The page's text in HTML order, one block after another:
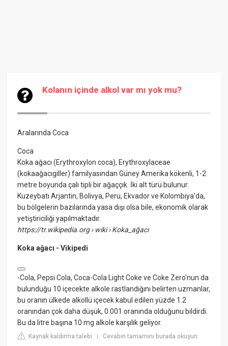
Kolanın içinde alkol var mı yok mu?
AralarındaCoca
Coca
Koka ağacı (Erythroxylon coca), Erythroxylaceae
(kokaağacıgiller) familyasından Güney Amerika kökenli, 1-2
metre boyunda çalı tipli bir ağaççık. İki alt türü bulunur.
Kuzeybatı Arjantin, Bolivya, Peru, Ekvador ve Kolombiya'da,
bu bölgelerin bazılarında yasa dışı olsa bile, ekonomik olarak
yetiştiriciliği yapılmaktadır.
https://tr.wikipedia.org› wiki › Koka_ağacı
Koka ağacı - Vikipedi
-Cola, Pepsi Cola, Coca-Cola Light Coke ve Coke Zero'nun da
bulunduğu 10 içecekte alkole rastlandığını belirten uzmanlar,
bu oranın ülkede alkollü içecek kabul edilen yüzde 1.2
oranından çok daha düşük, 0.001 oranında olduğunu bildirdi.
Bu da litre başına 10 mg alkole karşılık geliyor.
Kaynak kaldırma talebi |Cevabın tamamını burada okuyun: